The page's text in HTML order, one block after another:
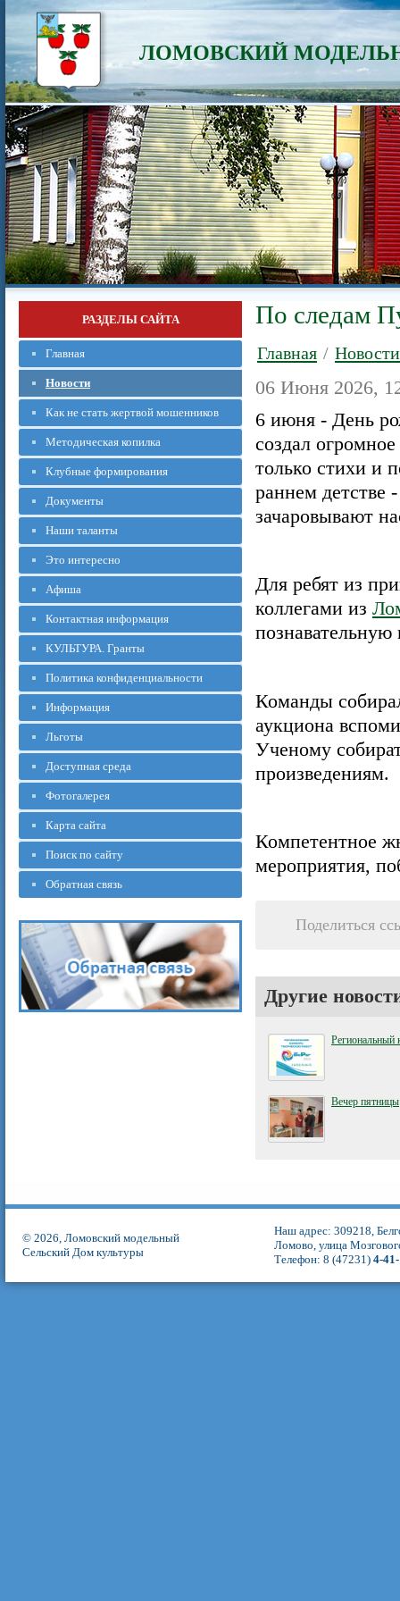
ЛОМОВСКИЙ
РАЗДЕЛЫ САЙТА
Главная
Новости
Как не стать жертвой мошенников
Методическая копилка
Клубные формирования
Документы
Наши таланты
Это интересно
Афиша
Контактная информация
КУЛЬТУРА. Гранты
Политика конфиденциальности
Информация
Льготы
Доступная среда
Фотогалерея
Карта сайта
Поиск по сайту
Обратная связь
По следам
Главная / Новости
06 Июня 2026,
6 июня - День
создал
только стихи и
раннем детстве
зачаровывают
Для ребят из
коллегами из
Команды
аукциона
Ученому
произведениям.
Компетентное
мероприятия,
Поделиться
Другие
Региональный
Вечер пятницы
© 2026, Ломовский модельный
Сельский Дом культуры
Наш адрес: 309218,
Ломово, улица
Телефон: 8 (47231) 4-